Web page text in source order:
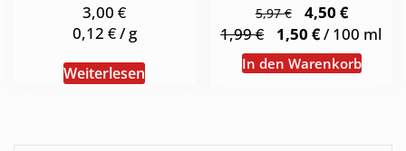
3,00€
0,12 €/g
Weiterlesen
5,97€ Ursprünglicher
Preis
war:
5,97 €
4,50 €
Preis
ist:
4,50 €.
1,99€ 1,50€/100 ml
In den Warenkorb